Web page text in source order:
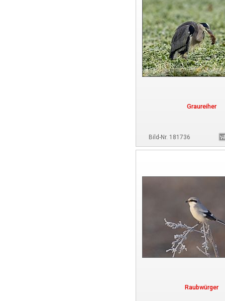
Graureiher
Bild-Nr. 181736
Raubwürger